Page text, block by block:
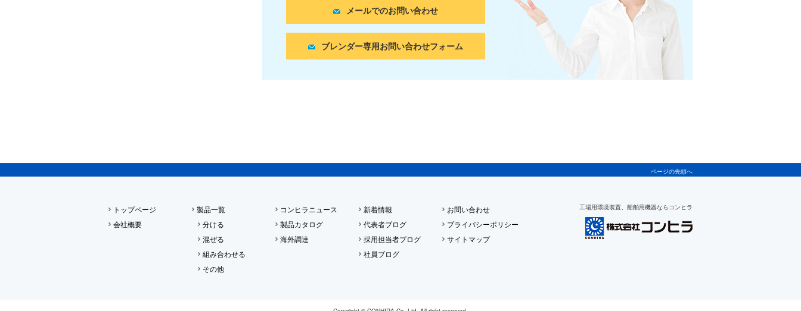
メールでのお問い合わせ
ブレンダー専用お問い合わせフォーム
ページの先頭へ
トップページ
会社概要
製品一覧
分ける
混ぜる
組み合わせる
その他
コンヒラニュース
製品カタログ
海外調達
新着情報
代表者ブログ
採用担当者ブログ
社員ブログ
お問い合わせ
プライバシーポリシー
サイトマップ
工場用環境装置、船舶用機器ならコンヒラ